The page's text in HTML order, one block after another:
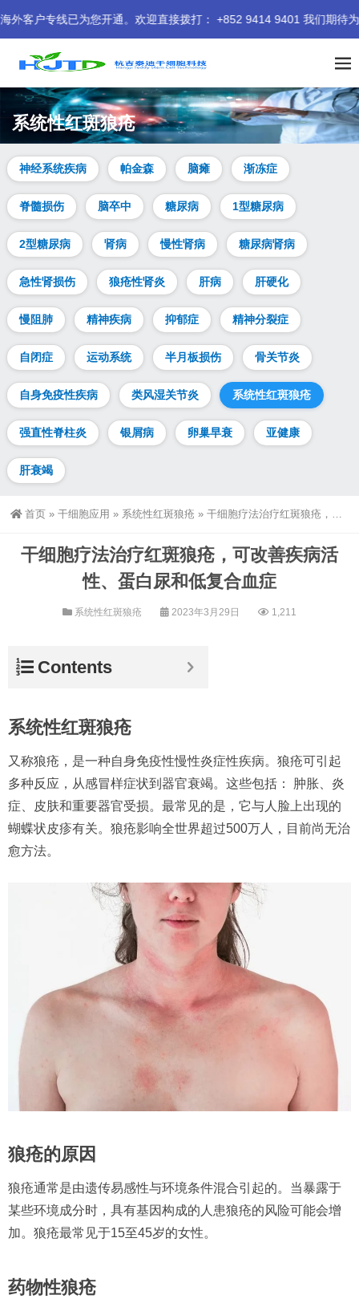
线已为您开通。欢迎直接拨打： +852 9414 9401 我们期待为您服务
系统性红斑狼疮
神经系统疾病 帕金森 脑瘫 渐冻症
脊髓损伤 脑卒中 糖尿病 1型糖尿病
2型糖尿病 肾病 慢性肾病 糖尿病肾病
急性肾损伤 狼疮性肾炎 肝病 肝硬化
慢阻肺 精神疾病 抑郁症 精神分裂症
自闭症 运动系统 半月板损伤 骨关节炎
自身免疫性疾病 类风湿关节炎 系统性红斑狼疮
强直性脊柱炎 银屑病 卵巢早衰 亚健康
肝衰竭
首页 » 干细胞应用 » 系统性红斑狼疮 » 干细胞疗法治疗红斑狼疮，可改善疾病活性、蛋白尿和低复合血症
干细胞疗法治疗红斑狼疮，可改善疾病活
性、蛋白尿和低复合血症
系统性红斑狼疮 2023年3月29日 1,211
Contents
系统性红斑狼疮
又称狼疮，是一种自身免疫性慢性炎症性疾病。狼疮可引起
多种反应，从感冒样症状到器官衰竭。这些包括： 肿胀、炎
症、皮肤和重要器官受损。最常见的是，它与人脸上出现的
蝴蝶状皮疹有关。狼疮影响全世界超过500万人，目前尚无治
愈方法。
狼疮的原因
狼疮通常是由遗传易感性与环境条件混合引起的。当暴露于
某些环境成分时，具有基因构成的人患狼疮的风险可能会增
加。狼疮最常见于15至45岁的女性。
药物性狼疮